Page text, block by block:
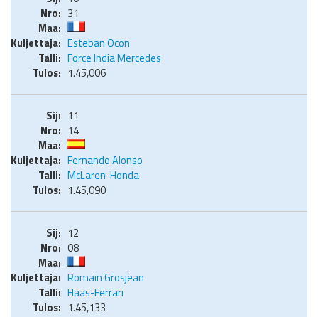
31
Esteban Ocon
Force India Mercedes
1.45,006
11
14
Fernando Alonso
McLaren-Honda
1.45,090
12
08
Romain Grosjean
Haas-Ferrari
1.45,133